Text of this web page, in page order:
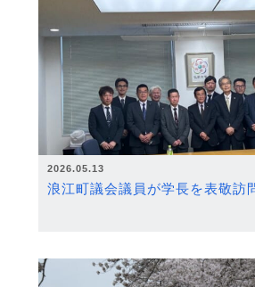
2026.05.13
浪江町議会議員が学長を表敬訪